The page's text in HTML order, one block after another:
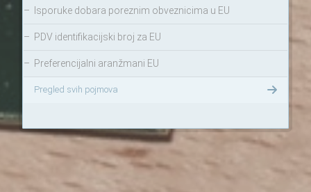
– Isporuke dobara poreznim obveznicima u EU
– PDV identifikacijski broj za EU
– Preferencijalni aranžmani EU
Pregled svih pojmova